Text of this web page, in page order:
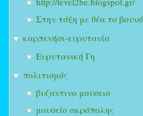
Στην τάξη με θέα το βουνό
καρπενήσι-ευρυτανία
Ευρυτανική Γη
πολιτισμός
βυζαντινο μουσειο
μουσείο ακρόπολης